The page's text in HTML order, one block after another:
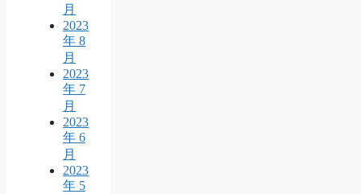
月
2023
年 8
月
2023
年 7
月
2023
年 6
月
2023
年 5